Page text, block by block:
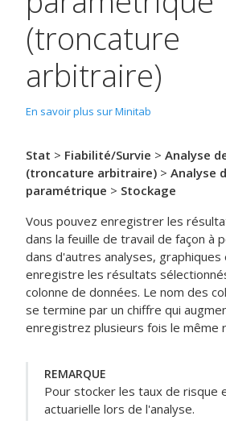
(troncature
arbitraire)
En savoir plus sur Minitab
Stat > Fiabilité/Survie > Analyse
(troncature arbitraire) > Analyse
paramétrique > Stockage
Vous pouvez enregistrer les
dans la feuille de travail de façon à
dans d'autres analyses, graphiques
enregistre les résultats
colonne de données. Le nom des
se termine par un chiffre qui
enregistrez plusieurs fois le même
REMARQUE
Pour stocker les taux de risque
actuarielle lors de l'analyse.